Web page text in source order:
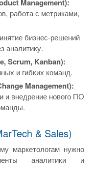
Management):
работа с метриками,
бизнес-решений
аналитику.
Scrum, Kanban):
и гибких команд.
Management):
и внедрение нового ПО
& Sales)
маркетологам нужно
аналитики и